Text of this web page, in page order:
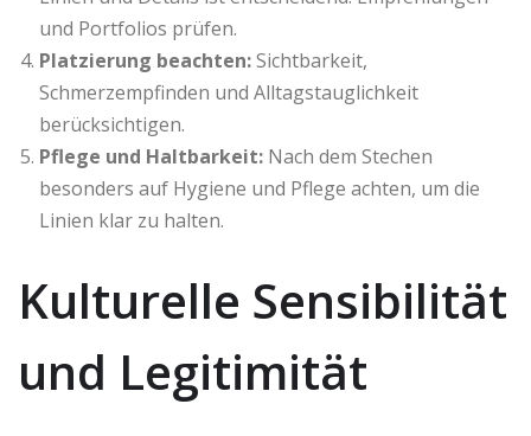
und Portfolios prüfen.
Platzierung beachten:Sichtbarkeit,
Schmerzempfinden und Alltagstauglichkeit
berücksichtigen.
Pflege und Haltbarkeit: Nach dem Stechen
besonders auf Hygiene und Pflege achten, um die
Linien klar zu halten.
Kulturelle Sensibilität
und Legitimität